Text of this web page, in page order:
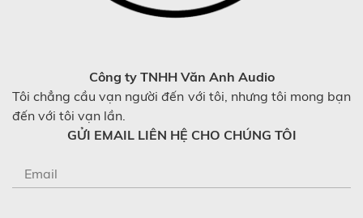
Công ty TNHH Văn Anh Audio
Tôi chẳng cầu vạn người đến với tôi, nhưng tôi mong bạn
đến với tôi vạn lần.
GỬI EMAIL LIÊN HỆ CHO CHÚNG TÔI